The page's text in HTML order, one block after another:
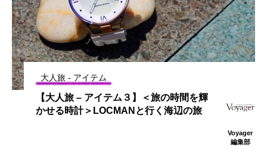
大人旅 - アイテム
【大人旅 – アイテム３】＜旅の時間を輝
かせる時計＞LOCMANと行く海辺の旅
Voyager
編集部